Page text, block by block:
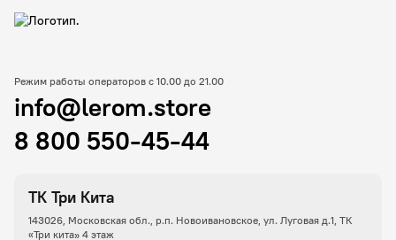
ТК Три Кита
143026, Московская обл., р.п. Новоивановское, ул. Луговая д.1, ТК
«Три кита» 4 этаж
Режим работы операторов с 10.00 до 21.00
info@lerom.store
8 800 550-45-44